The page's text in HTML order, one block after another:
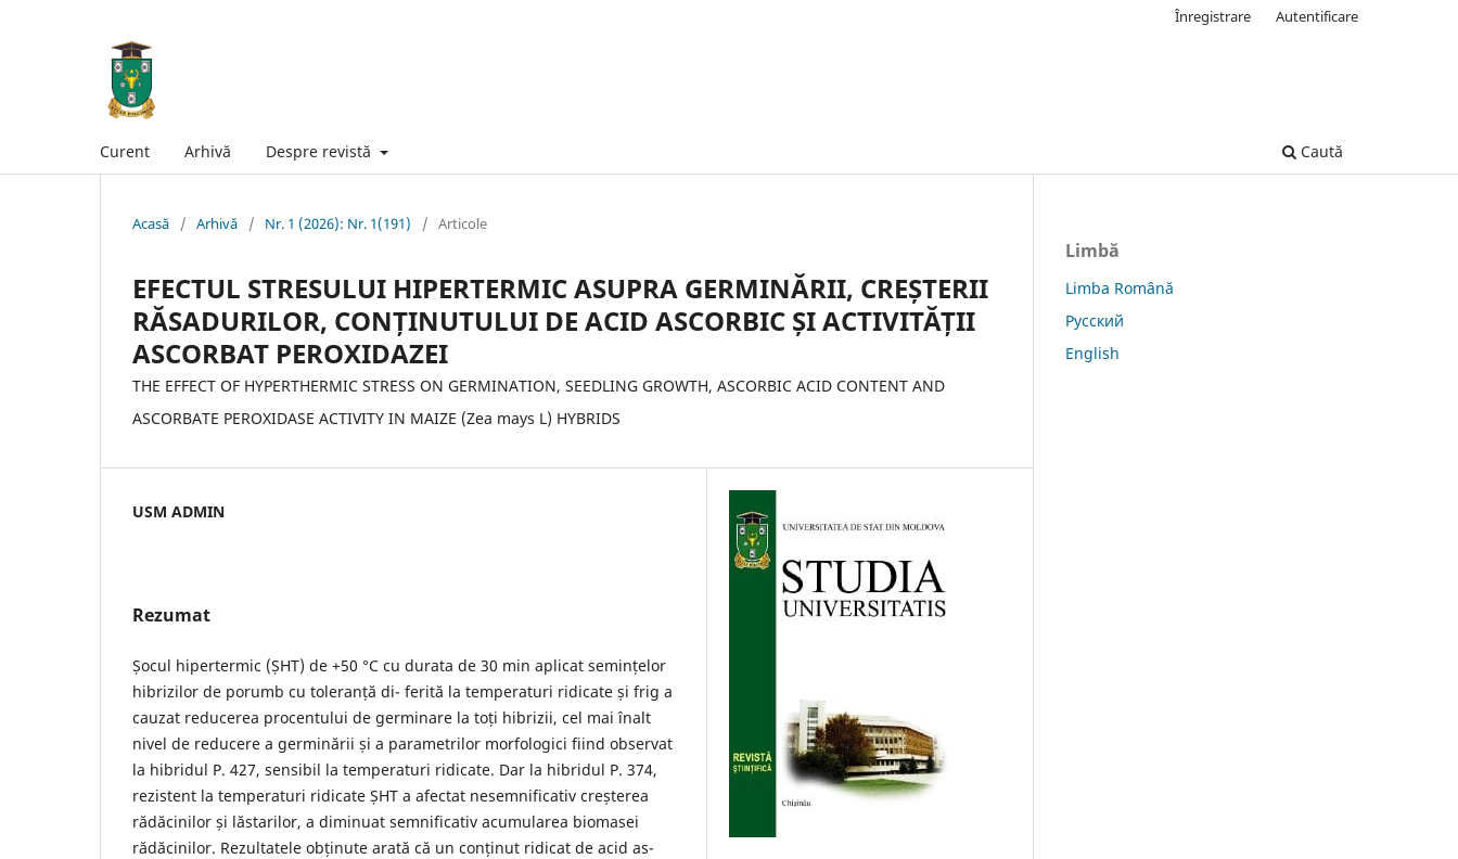
Curent Arhivă Despre revistă Caută
Înregistrare Autentificare
Acasă / Arhivă / Nr. 1 (2026): Nr. 1(191) / Articole
EFECTUL STRESULUI HIPERTERMIC ASUPRA GERMINĂRII, CREȘTERII
RĂSADURILOR, CONȚINUTULUI DE ACID ASCORBIC ȘI ACTIVITĂȚII
ASCORBAT PEROXIDAZEI
THE EFFECT OF HYPERTHERMIC STRESS ON GERMINATION, SEEDLING GROWTH, ASCORBIC ACID CONTENT AND
ASCORBATE PEROXIDASE ACTIVITY IN MAIZE (Zea mays L) HYBRIDS
USM ADMIN
Rezumat
Șocul hipertermic (ȘHT) de +50 °C cu durata de 30 min aplicat semințelor
hibrizilor de porumb cu toleranță di- ferită la temperaturi ridicate și frig a
cauzat reducerea procentului de germinare la toți hibrizii, cel mai înalt
nivel de reducere a germinării și a parametrilor morfologici fiind observat
la hibridul P. 427, sensibil la temperaturi ridicate. Dar la hibridul P. 374,
rezistent la temperaturi ridicate ȘHT a afectat nesemnificativ creșterea
rădăcinilor și lăstarilor, a diminuat semnificativ acumularea biomasei
rădăcinilor. Rezultatele obținute arată că un conținut ridicat de acid as-
Limbă
Limba Română
Русский
English